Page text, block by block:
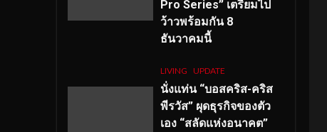
Pro Series” เตรียมไป
ว้าวพร้อมกัน 8
ธันวาคมนี้
LIVING UPDATE
นั่งแท่น “บอสคริส-คริส
พีรวัส” ผุดธุรกิจของตัว
เอง “สลัดแห่งอนาคต”